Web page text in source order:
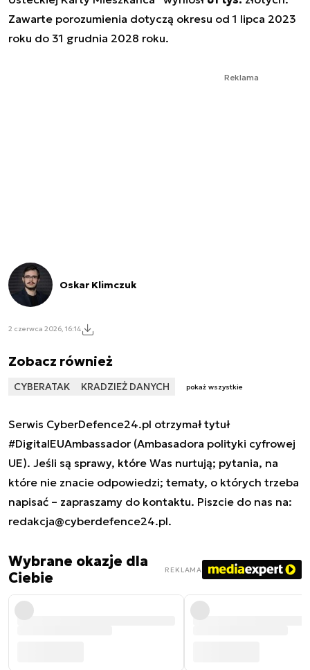
Zawarte porozumienia dotyczą okresu od 1 lipca 2023
roku do 31 grudnia 2028 roku.
Reklama
Oskar Klimczuk
2 czerwca 2026, 16:14
Zobacz również
CYBERATAK KRADZIEŻ DANYCH pokaż wszystkie
Serwis CyberDefence24.pl otrzymał tytuł
#DigitalEUAmbassador (Ambasadora polityki cyfrowej
UE). Jeśli są sprawy, które Was nurtują; pytania, na
które nie znacie odpowiedzi; tematy, o których trzeba
napisać – zapraszamy do kontaktu. Piszcie do nas na:
redakcja@cyberdefence24.pl.
Wybrane okazje dla
Ciebie
REKLAMA